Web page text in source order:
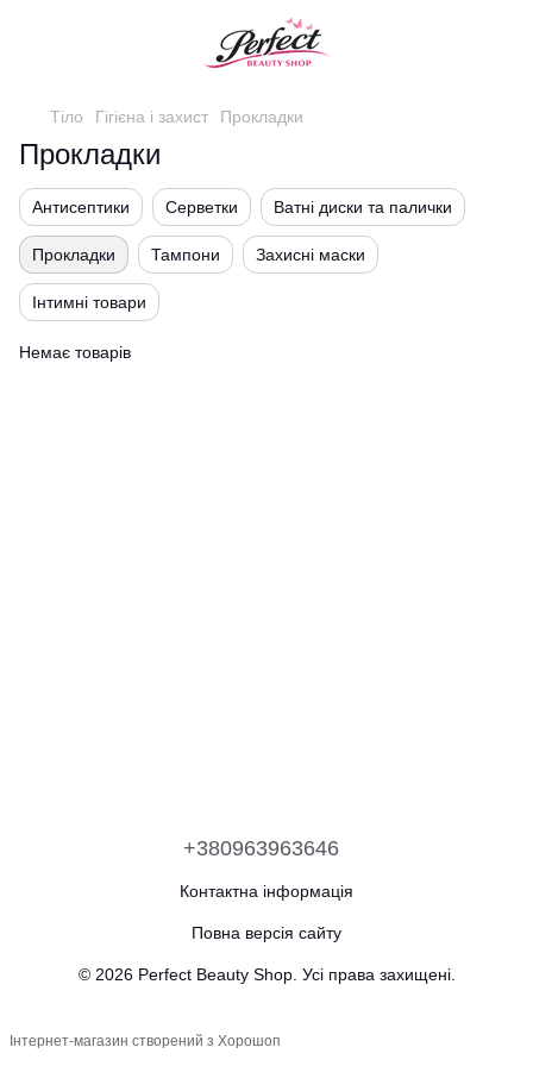
Тіло Гігієна і захист Прокладки
Прокладки
Антисептики Серветки Ватні диски та палички
Прокладки Тампони Захисні маски
Інтимні товари
Немає товарів
+380963963646
Контактна інформація
Повна версія сайту
© 2026 Perfect Beauty Shop. Усі права захищені.
Інтернет-магазин створений з Хорошоп